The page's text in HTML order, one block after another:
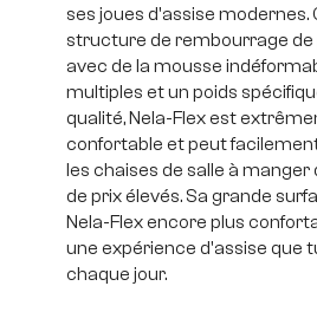
ses joues d'assise modernes.
structure de rembourrage
avec de la mousse
multiples et un poids
qualité, Nela-Flex est
confortable et peut
les chaises de salle à
de prix élevés. Sa grande
Nela-Flex encore plus
une expérience d'assise que
chaque jour.